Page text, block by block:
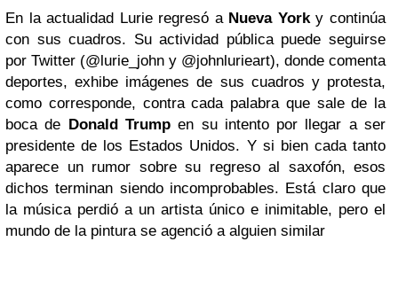
En la actualidad Lurie regresó a Nueva Yorky continúa
con sus cuadros. Su actividad pública puede seguirse
por Twitter (@lurie_john y @johnlurieart), donde comenta
deportes, exhibe imágenes de sus cuadros y protesta,
como corresponde, contra cada palabra que sale de la
boca de Donald Trumpen su intento por llegar a ser
presidente de los Estados Unidos. Y si bien cada tanto
aparece un rumor sobre su regreso al saxofón, esos
dichos terminan siendo incomprobables. Está claro que
la música perdió a un artista único e inimitable, pero el
mundo de la pintura se agenció a alguien similar